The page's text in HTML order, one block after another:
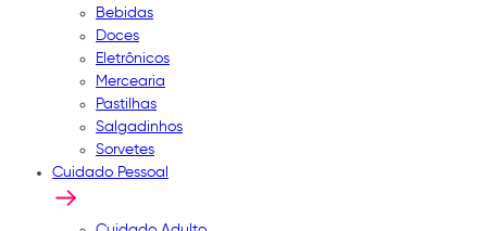
Bebidas
Doces
Eletrônicos
Mercearia
Pastilhas
Salgadinhos
Sorvetes
Cuidado Pessoal